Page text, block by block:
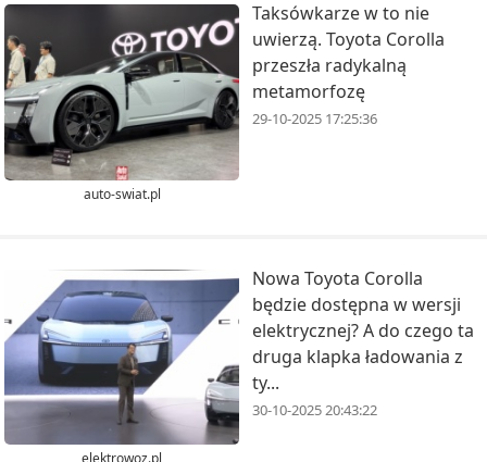
auto-swiat.pl
Taksówkarze w to nie
uwierzą. Toyota Corolla
przeszła radykalną
metamorfozę
29-10-2025 17:25:36
Nowa Toyota Corolla
będzie dostępna w wersji
elektrycznej? A do czego ta
druga klapka ładowania z
ty...
30-10-2025 20:43:22